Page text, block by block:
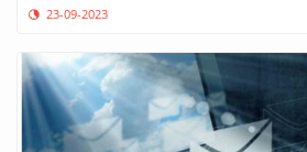
23-09-2023